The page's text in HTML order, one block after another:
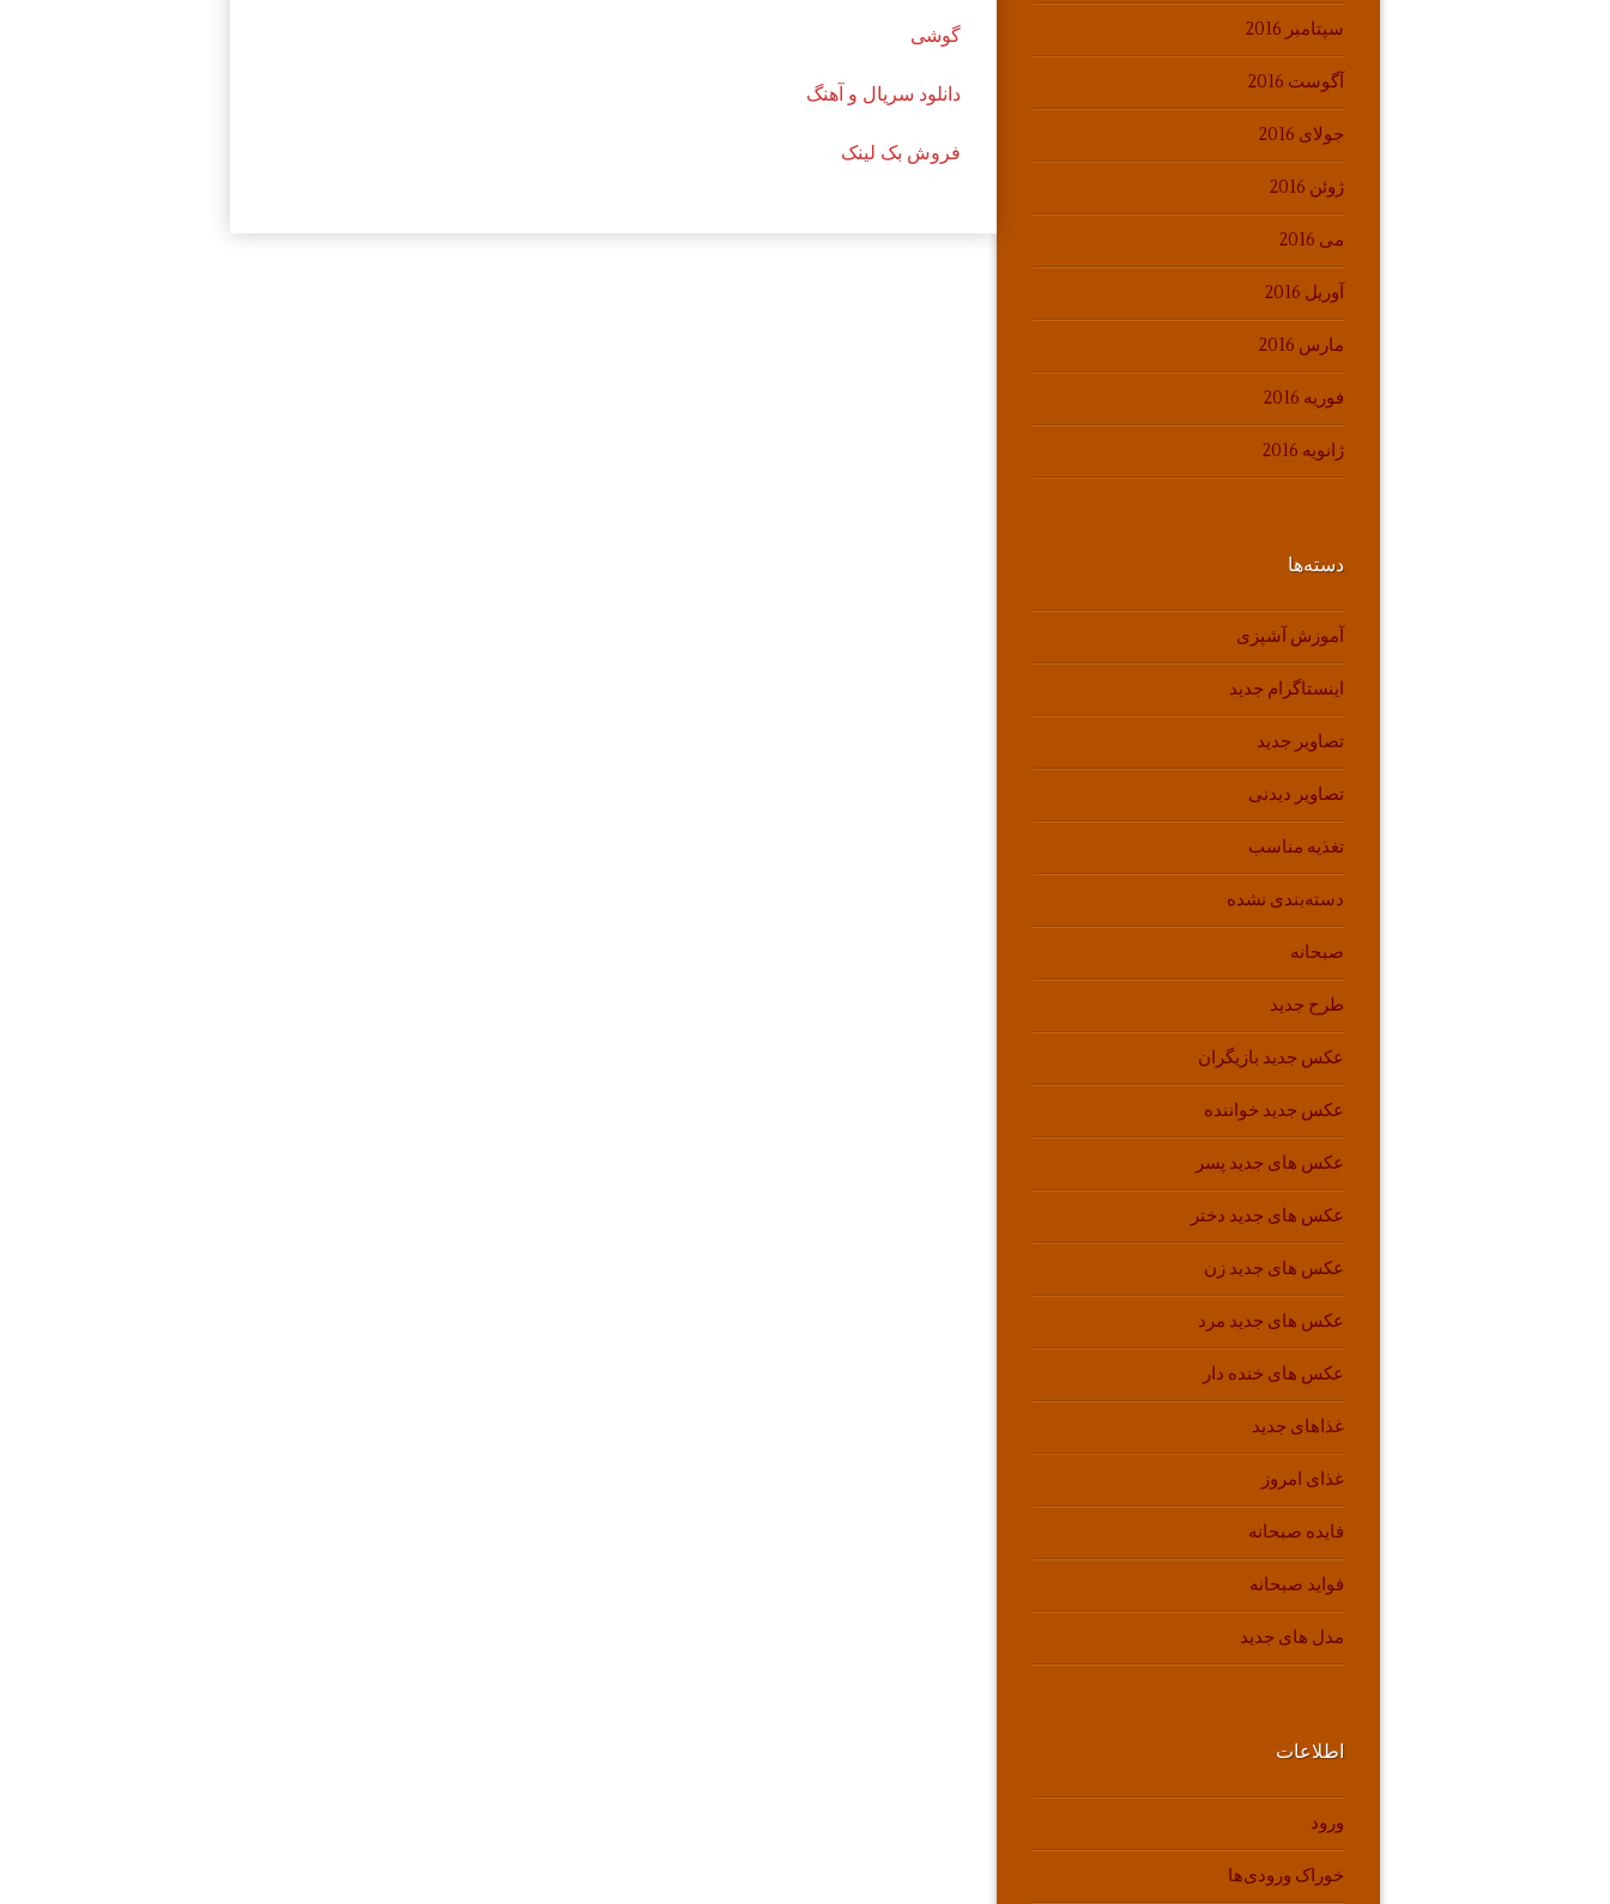
گوشی
دانلود سریال و آهنگ
فروش بک لینک
سپتامبر 2016
آگوست 2016
جولای 2016
ژوئن 2016
می 2016
آوریل 2016
مارس 2016
فوریه 2016
ژانویه 2016
دسته‌ها
آموزش آشپزی
اینستاگرام جدید
تصاویر جدید
تصاویر دیدنی
تغذیه مناسب
دسته‌بندی نشده
صبحانه
طرح جدید
عکس جدید بازیگران
عکس جدید خواننده
عکس های جدید پسر
عکس های جدید دختر
عکس های جدید زن
عکس های جدید مرد
عکس های خنده دار
غذاهای جدید
غذای امروز
فایده صبحانه
فواید صبحانه
مدل های جدید
اطلاعات
ورود
خوراک ورودی‌ها